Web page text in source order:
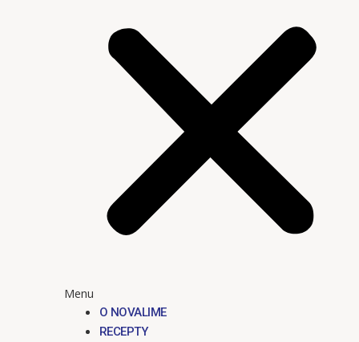
Menu
O NOVALIME
RECEPTY